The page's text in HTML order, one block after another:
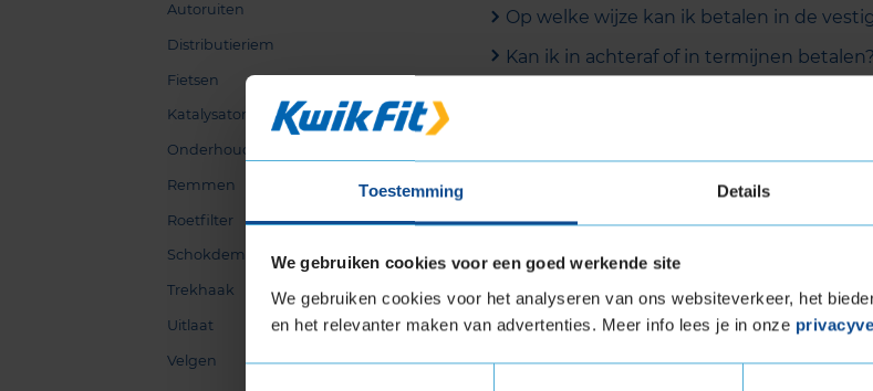
Toestemming Details
We gebruiken cookies voor een goed werkende site
We gebruiken cookies voor het analyseren van ons websiteverkeer, het
en het relevanter maken van advertenties. Meer info lees je in onze
Autoruiten
Distributieriem
Fietsen
Katalysator
Onderhoud
Remmen
Roetfilter
Schokdemper
Trekhaak
Uitlaat
Velgen
Op welke wijze kan ik betalen in de
Kan ik in achteraf of in termijnen betalen?